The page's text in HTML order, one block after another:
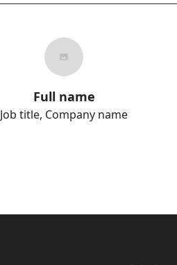
Full name
Job title, Company name